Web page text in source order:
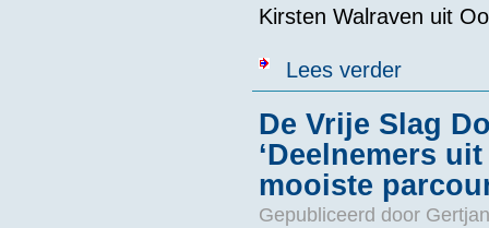
Kirsten Walraven uit
Lees verderover Klaas
De Vrije Slag
‘Deelnemers
mooiste
Gepubliceerd door